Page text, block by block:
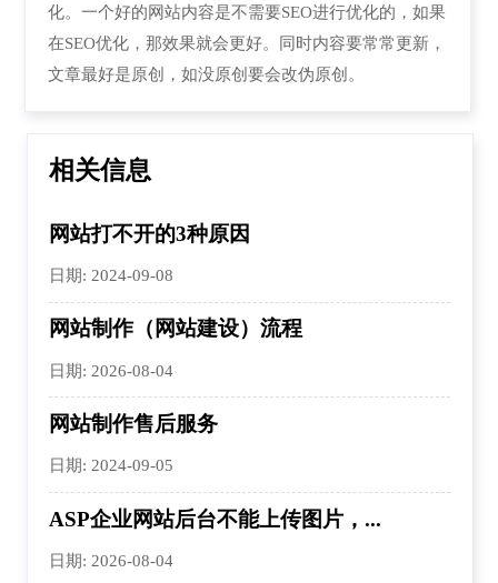
化。一个好的网站内容是不需要SEO进行优化的，如果
在SEO优化，那效果就会更好。同时内容要常常更新，
文章最好是原创，如没原创要会改伪原创。
相关信息
网站打不开的3种原因
日期: 2024-09-08
网站制作（网站建设）流程
日期: 2026-08-04
网站制作售后服务
日期: 2024-09-05
ASP企业网站后台不能上传图片，...
日期: 2026-08-04